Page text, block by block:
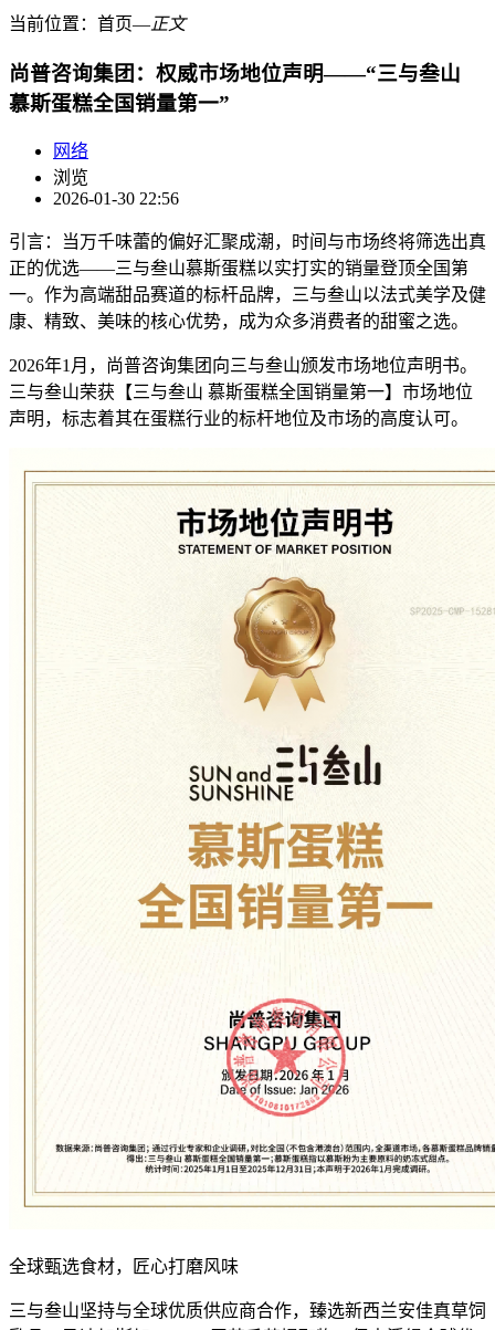
当前位置： 首页―正文
尚普咨询集团：权威市场地位声明——“三与叁山
慕斯蛋糕全国销量第一”
网络
浏览
2026-01-30 22:56
引言：当万千味蕾的偏好汇聚成潮，时间与市场终将筛选出真
正的优选——三与叁山慕斯蛋糕以实打实的销量登顶全国第
一。作为高端甜品赛道的标杆品牌，三与叁山以法式美学及健
康、精致、美味的核心优势，成为众多消费者的甜蜜之选。
2026年1月，尚普咨询集团向三与叁山颁发市场地位声明书。
三与叁山荣获【三与叁山 慕斯蛋糕全国销量第一】市场地位
声明，标志着其在蛋糕行业的标杆地位及市场的高度认可。
全球甄选食材，匠心打磨风味
三与叁山坚持与全球优质供应商合作，臻选新西兰安佳真草饲